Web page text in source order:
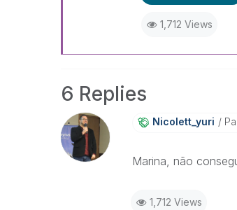
1,712 Views
6 Replies
Nicolett_yuri
Marina, não
1,712 Views